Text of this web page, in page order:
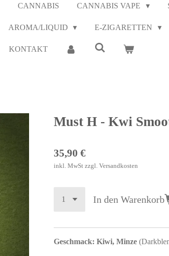
CANNABIS CANNABIS VAPE
AROMA/LIQUID E-ZIGARETTEN
KONTAKT
Must H - Kwi
35,90 €
inkl. MwSt zzgl. Versandkosten
In den Warenkorb
Geschmack: Kiwi, Minze